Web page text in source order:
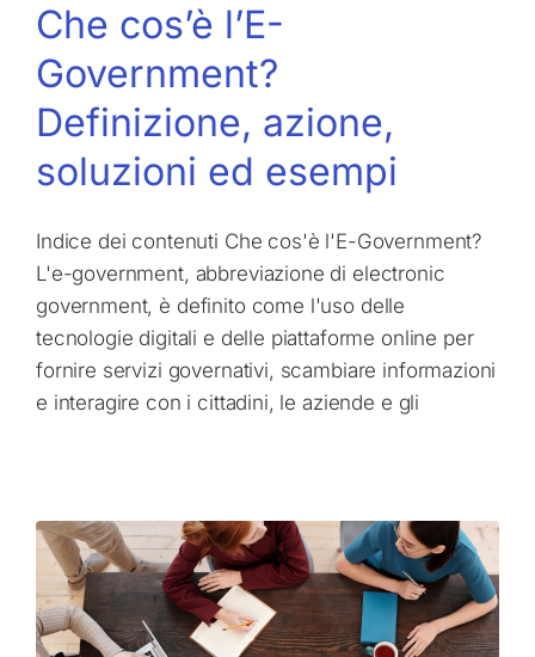
Che cos’è l’E-
Government?
Definizione, azione,
soluzioni ed esempi
Indice dei contenuti Che cos'è l'E-Government?
L'e-government, abbreviazione di electronic
government, è definito come l'uso delle
tecnologie digitali e delle piattaforme online per
fornire servizi governativi, scambiare informazioni
e interagire con i cittadini, le aziende e gli